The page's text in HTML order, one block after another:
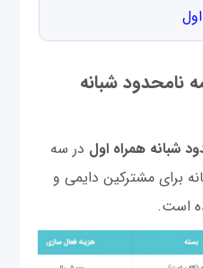
نامحدود شبانه
شبانه همراه اول در سه
برای مشترکین دایمی و
است.